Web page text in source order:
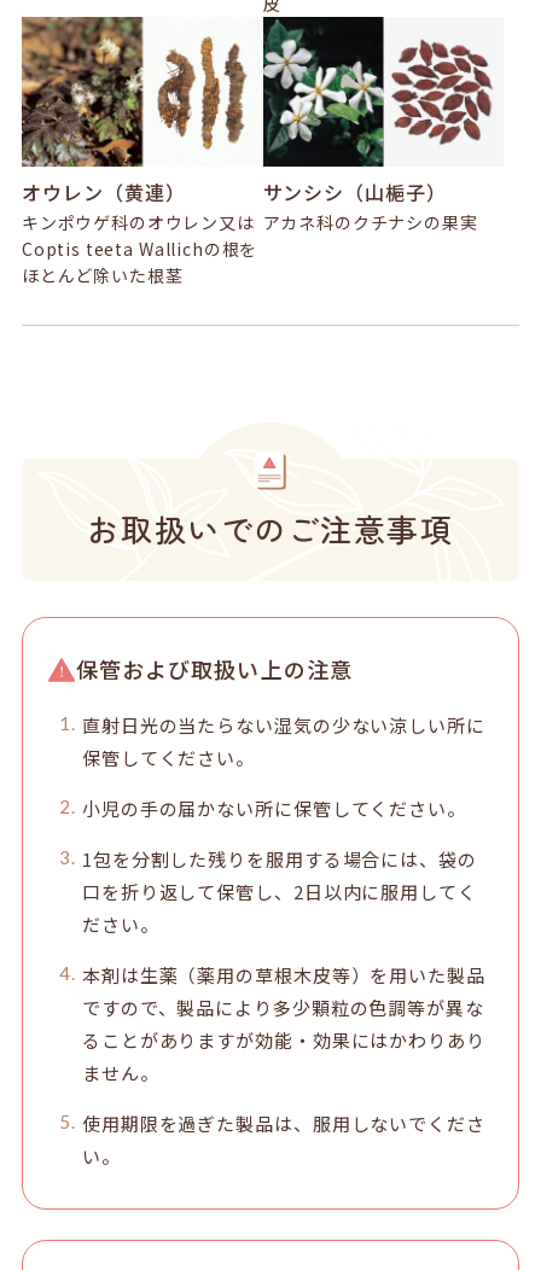
オウレン（黄連）
キンポウゲ科のオウレン又は
Coptis teeta Wallichの根を
ほとんど除いた根茎
サンシシ（山梔子）
アカネ科のクチナシの果実
お取扱いでのご注意事項
保管および取扱い上の注意
直射日光の当たらない湿気の少ない涼しい所に
保管してください。
小児の手の届かない所に保管してください。
1包を分割した残りを服用する場合には、袋の
口を折り返して保管し、2日以内に服用してく
ださい。
本剤は生薬（薬用の草根木皮等）を用いた製品
ですので、製品により多少顆粒の色調等が異な
ることがありますが効能・効果にはかわりあり
ません。
使用期限を過ぎた製品は、服用しないでくださ
い。